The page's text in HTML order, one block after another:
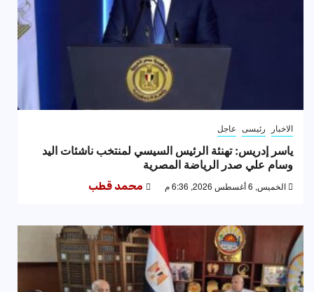
الاخبار رئيسى عاجل
ياسر إدريس: تهنئة الرئيس السيسي لمنتخب ناشئات اليد
وسام علي صدر الرياضة المصرية
الخميس, 6 أغسطس 2026, 6:36 م محمد قطب